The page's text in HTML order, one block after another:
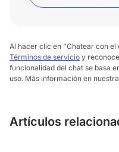
Al hacer clic en "Chatear con el
Términos de servicio y
funcionalidad del chat se basa
uso. Más información en nuestra
Artículos